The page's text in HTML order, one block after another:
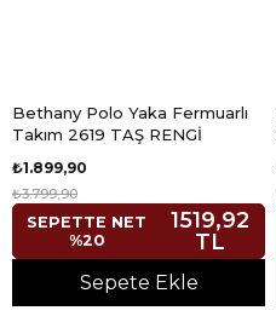
Bethany Polo Yaka Fermuarlı
Takım 2619 TAŞ RENGİ
₺1.899,90
₺3.799,90
SEPETTE NET
%20
1519,92
TL
Sepete Ekle